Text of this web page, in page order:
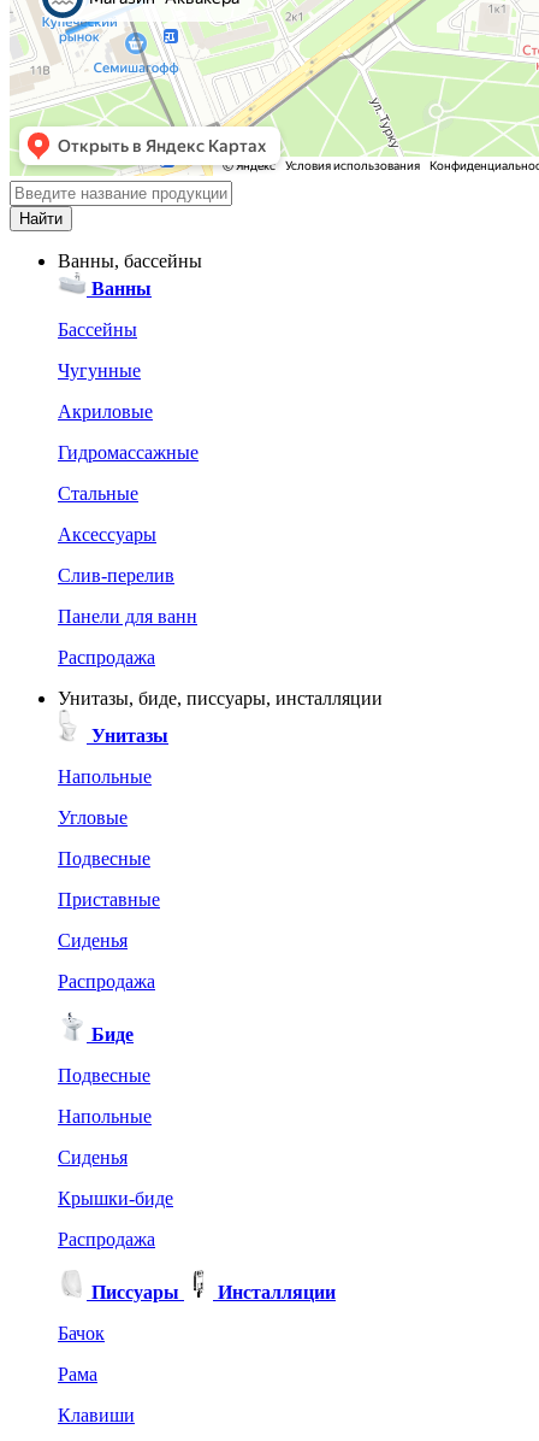
Ванны, бассейны
Ванны
Бассейны
Чугунные
Акриловые
Гидромассажные
Стальные
Аксессуары
Слив-перелив
Панели для ванн
Распродажа
Унитазы, биде, писсуары, инсталляции
Унитазы
Напольные
Угловые
Подвесные
Приставные
Сиденья
Распродажа
Биде
Подвесные
Напольные
Сиденья
Крышки-биде
Распродажа
Писсуары
Инсталляции
Бачок
Рама
Клавиши